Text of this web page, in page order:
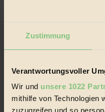
Zustimmung
Verantwortungsvoller
Wir und unsere 1022
mithilfe von Technologien
zuzugreifen und so
Garten
Recycling